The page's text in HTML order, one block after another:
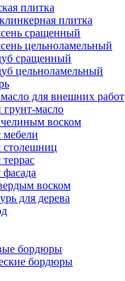
плитка
плитка
сращенный
цельноламельный
сращенный
цельноламельный
для внешних работ
масло
воском
мебели
столешниц
воском
для дерева
бордюры
бордюры